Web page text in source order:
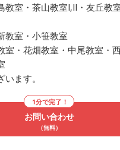
教室・茶山教室Ⅰ,Ⅱ・友丘教
教室・小笹教室
室・花畑教室・中尾教室・
ます。
1分で完了！
お問い合わせ
（無料）